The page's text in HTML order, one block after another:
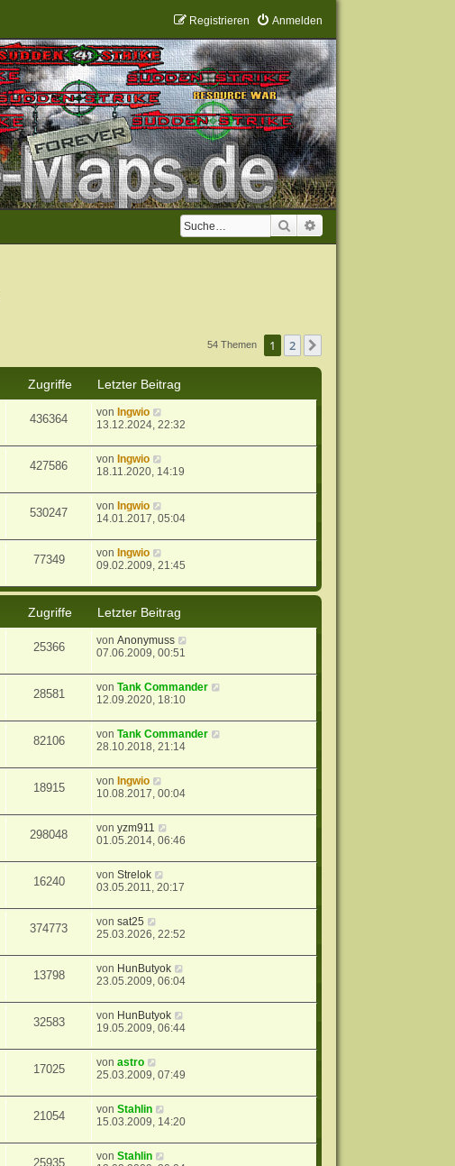
Anmelden
Registrieren
Suche
54 Themen 1 2
Zugriffe
Letzter Beitrag
436364 von Ingwio
13.12.2024, 22:32
427586 von Ingwio
18.11.2020, 14:19
530247 von Ingwio
14.01.2017, 05:04
77349 von Ingwio
09.02.2009, 21:45
Zugriffe
Letzter Beitrag
25366 vonAnonymuss
07.06.2009, 00:51
28581 vonTank Commander
12.09.2020, 18:10
82106 vonTank Commander
28.10.2018, 21:14
18915 von Ingwio
10.08.2017, 00:04
298048 vonyzm911
01.05.2014, 06:46
16240 vonStrelok
03.05.2011, 20:17
374773 vonsat25
25.03.2026, 22:52
13798 von HunButyok
23.05.2009, 06:04
32583 von HunButyok
19.05.2009, 06:44
17025 vonastro
25.03.2009, 07:49
21054 vonStahlin
15.03.2009, 14:20
25935 vonStahlin